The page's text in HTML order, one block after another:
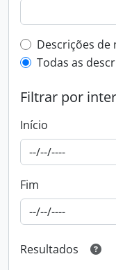
Top-level
Descrições
Todas as
Filtrar por
Início
Fim
Resultados